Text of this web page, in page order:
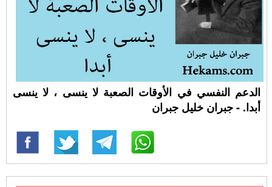
الدعم النفسي في الأوقات الصعبة لا ينسى ، لا ينسى
أبدا. - جبران خليل جبران